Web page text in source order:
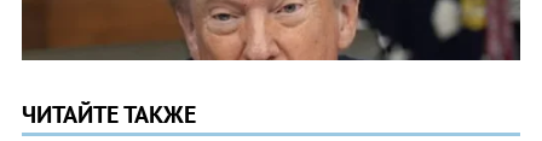
ЧИТАЙТЕ ТАКЖЕ